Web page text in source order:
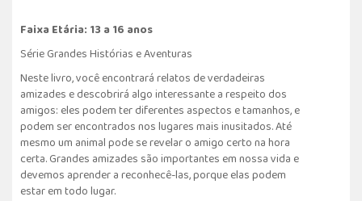
Faixa Etária: 13 a 16 anos
Série Grandes Histórias e Aventuras
Neste livro, você encontrará relatos de verdadeiras
amizades e descobrirá algo interessante a respeito dos
amigos: eles podem ter diferentes aspectos e tamanhos, e
podem ser encontrados nos lugares mais inusitados. Até
mesmo um animal pode se revelar o amigo certo na hora
certa. Grandes amizades são importantes em nossa vida e
devemos aprender a reconhecê-las, porque elas podem
estar em todo lugar.